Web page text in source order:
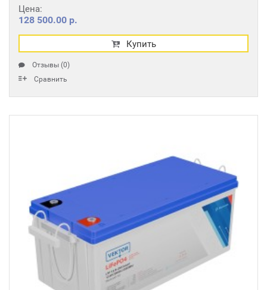
Цена:
128 500.00 р.
Купить
Отзывы (0)
Сравнить